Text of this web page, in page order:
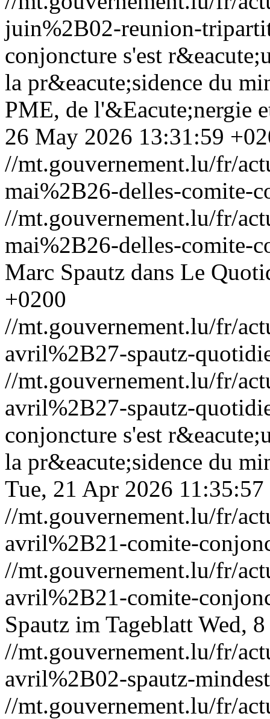
juin%2B02-reunion-
conjoncture s'est
la pr&eacute;sidence du
PME, de l'&Eacute;nergie
26 May 2026 13:31:59
//mt.gouvernement.lu/fr/
mai%2B26-delles-comite-
//mt.gouvernement.lu/fr/
mai%2B26-delles-comite-
Marc Spautz dans Le
+0200
//mt.gouvernement.lu/fr/
avril%2B27-spautz-
//mt.gouvernement.lu/fr/
avril%2B27-spautz-
conjoncture s'est
la pr&eacute;sidence du
Tue, 21 Apr 2026
//mt.gouvernement.lu/fr/
avril%2B21-comite-
//mt.gouvernement.lu/fr/
avril%2B21-comite-
Spautz im Tageblatt Wed,
//mt.gouvernement.lu/fr/
avril%2B02-spautz-
//mt.gouvernement.lu/fr/